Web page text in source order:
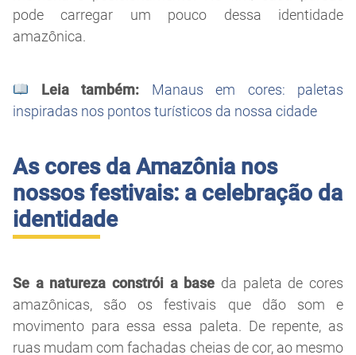
pode carregar um pouco dessa identidade
amazônica.
Leia também: Manaus em cores: paletas
inspiradas nos pontos turísticos da nossa cidade
As cores da Amazônia nos
nossos festivais: a celebração da
identidade
Se a natureza constrói a base da paleta de cores
amazônicas, são os festivais que dão som e
movimento para essa essa paleta. De repente, as
ruas mudam com fachadas cheias de cor, ao mesmo